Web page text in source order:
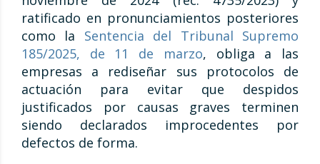
ratificado en pronunciamientos posteriores
como la Sentencia del Tribunal Supremo
185/2025, de 11 de marzo, obliga a las
empresas a rediseñar sus protocolos de
actuación para evitar que despidos
justificados por causas graves terminen
siendo declarados improcedentes por
defectos de forma.